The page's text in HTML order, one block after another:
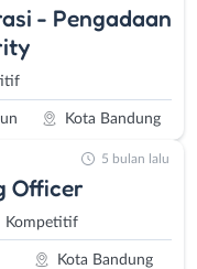
- Pengadaan
Kota Bandung
Officer
Kompetitif
Kota Bandung
5 bulan lalu